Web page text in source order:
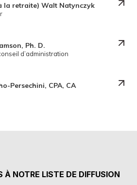
la retraite) Walt Natynczyk
Ph. D.
d’administration
Persechini, CPA, CA
À NOTRE LISTE DE DIFFUSION